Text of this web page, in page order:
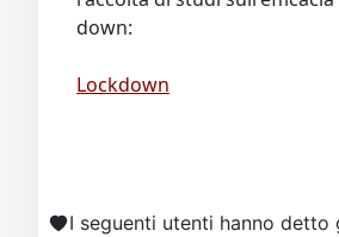
down:
Lockdown
I seguenti utenti hanno detto